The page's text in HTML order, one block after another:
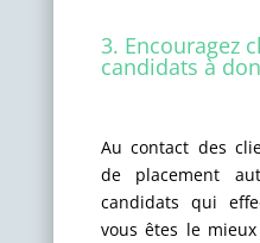
3. Encouragez
candidats à
Au contact des
de placement
candidats qui
vous êtes le